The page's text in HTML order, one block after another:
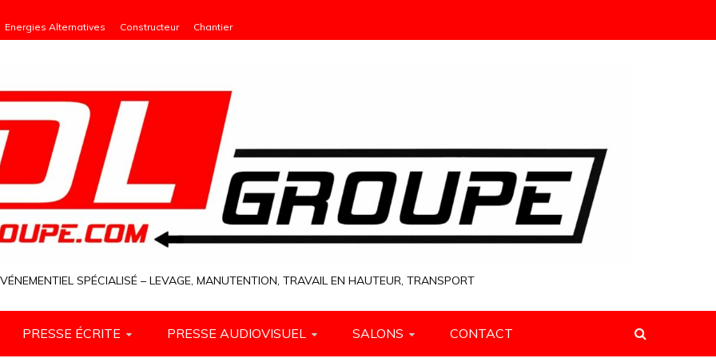
Energies Alternatives Constructeur Chantier
SPÉCIALISÉ – LEVAGE, MANUTENTION, TRAVAIL EN HAUTEUR, TRANSPORT
PRESSE ÉCRITE PRESSE AUDIOVISUEL SALONS CONTACT